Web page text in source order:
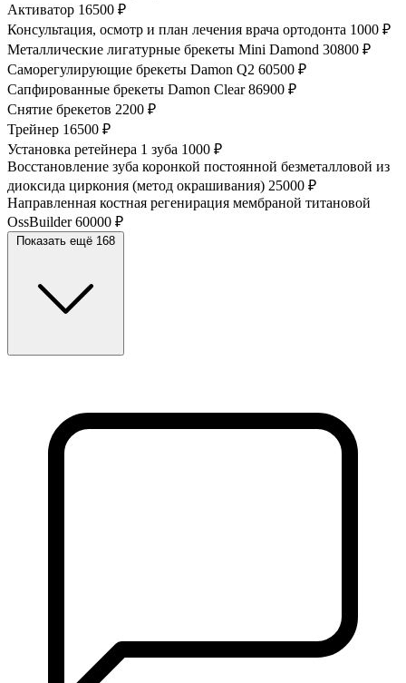
Активатор 16500 ₽
Консультация, осмотр и план лечения врача ортодонта 1000 ₽
Металлические лигатурные брекеты Mini Damond 30800 ₽
Саморегулирующие брекеты Damon Q2 60500 ₽
Сапфированные брекеты Damon Clear 86900 ₽
Снятие брекетов 2200 ₽
Трейнер 16500 ₽
Установка ретейнера 1 зуба 1000 ₽
Восстановление зуба коронкой постоянной безметалловой из
диоксида циркония (метод окрашивания) 25000 ₽
Направленная костная регенирация мембраной титановой
OssBuilder 60000 ₽
Показать ещё 168